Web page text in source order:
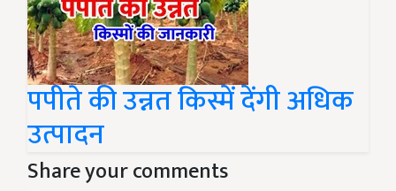
पपीते की उन्नत किस्में देंगी अधिक
उत्पादन
Share your comments